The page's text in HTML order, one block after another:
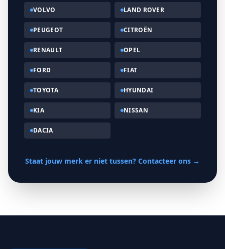
VOLVO LAND ROVER
PEUGEOT CITROËN
RENAULT OPEL
FORD FIAT
TOYOTA HYUNDAI
KIA NISSAN
DACIA
Staat jouw merk er niet tussen? Contacteer ons →